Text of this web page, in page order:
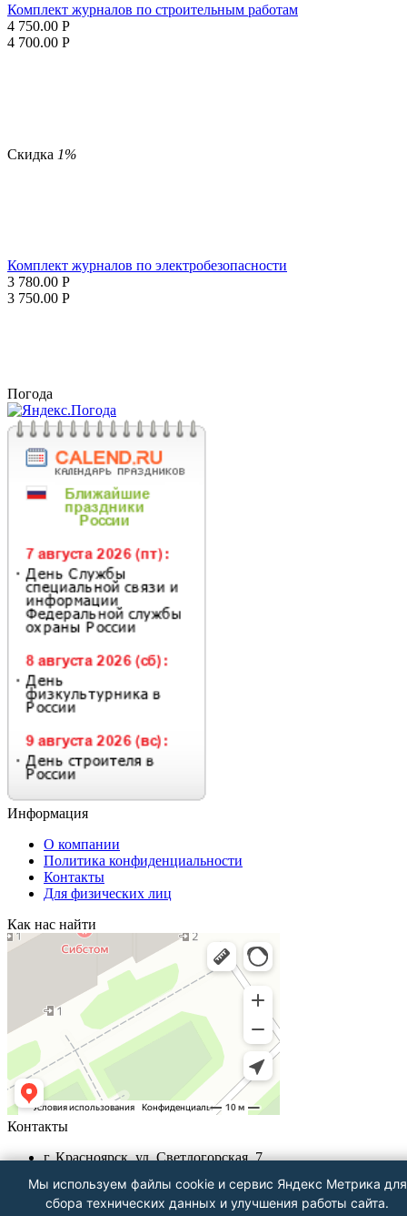
Комплект журналов по строительным работам
4 750.00 Р
4 700.00 Р
Скидка 1%
Комплект журналов по электробезопасности
3 780.00 Р
3 750.00 Р
Погода
Информация
О компании
Политика конфиденциальности
Контакты
Для физических лиц
Как нас найти
Мы используем файлы cookie и сервис Яндекс Метрика для
сбора технических данных и улучшения работы сайта.
Контакты
г. Красноярск, ул. Светлогорская, 7
Пн-Пт 9.00 - 18.00
info@znak-servis24.ru